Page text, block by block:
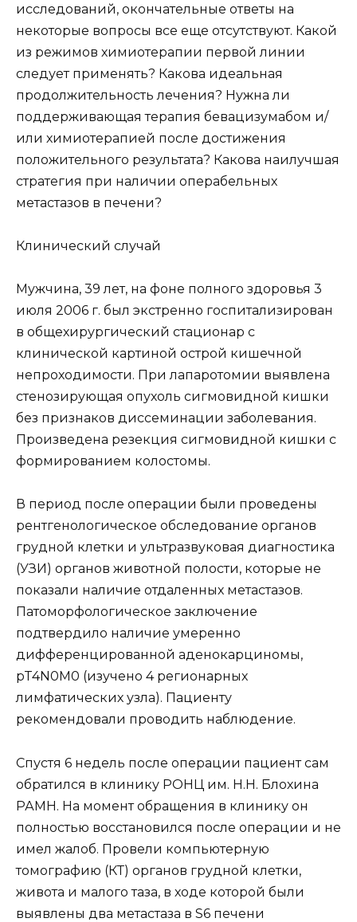
исследований, окончательные ответы на
некоторые вопросы все еще отсутствуют. Какой
из режимов химиотерапии первой линии
следует применять? Какова идеальная
продолжительность лечения? Нужна ли
поддерживающая терапия бевацизумабом и/
или химиотерапией после достижения
положительного результата? Какова наилучшая
стратегия при наличии операбельных
метастазов в печени?
Клинический случай
Мужчина, 39 лет, на фоне полного здоровья 3
июля 2006 г. был экстренно госпитализирован
в общехирургический стационар с
клинической картиной острой кишечной
непроходимости. При лапаротомии выявлена
стенозирующая опухоль сигмовидной кишки
без признаков диссеминации заболевания.
Произведена резекция сигмовидной кишки с
формированием колостомы.
В период после операции были проведены
рентгенологическое обследование органов
грудной клетки и ультразвуковая диагностика
(УЗИ) органов животной полости, которые не
показали наличие отдаленных метастазов.
Патоморфологическое заключение
подтвердило наличие умеренно
дифференцированной аденокарциномы,
pT4N0M0 (изучено 4 регионарных
лимфатических узла). Пациенту
рекомендовали проводить наблюдение.
Спустя 6 недель после операции пациент сам
обратился в клинику РОНЦ им. Н.Н. Блохина
РАМН. На момент обращения в клинику он
полностью восстановился после операции и не
имел жалоб. Провели компьютерную
томографию (КТ) органов грудной клетки,
живота и малого таза, в ходе которой были
выявлены два метастаза в S6 печени